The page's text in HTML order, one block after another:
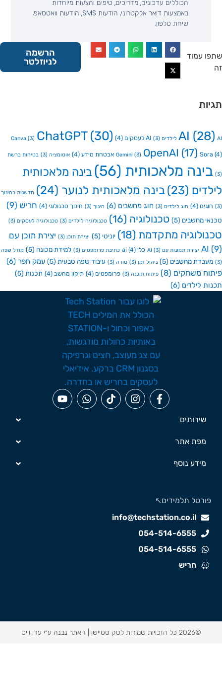
הכוללים עדכונים, מדריכים, טיפים והצעות מיוחדות
באמצעות דואר אלקטרוני, הודעות SMS, הודעות וואטסאפ,
שיחת טלפון.
עמוד
הרשמה
לניוזלטר
AI
(3) AI לעסקים (4)
Canva(3) ChatGPT(30)
Gemini(3) OpenAI(17) אבטחת מידע (4) אוטומציה(3) בטיחות ברשת
מלאכותית(56)
בינה מלאכותית
(23) בינה מלאכותית לנוער(24) חדשנות בחינוך
(4) חוג לילדים(3) חוג מחשבים(6) חינוך (3) חינוך טכנולוגי(4) חריש(9)
מחשבים(5) טכנולוגיה(16) טכנולוגיה לילדים(3) טכנולוגיה לעסקים(3)
מתקדמת(18) יוניטי (5) יצירת תוכן(3)
יצירת תוכן עם
AI יצירת תמונות עם AI(3) כלי ai(4) כתיבת פרומפטים(3) למידת מכונה(5) מודל שפה
מחשבים(5) ניהול זמן(3) סורה (3) עיבוד שפה טבעית(5) עמק חפר (6)
משחקים(8) פיתוח תוכנה (3) פרומפטים(4) תיקון מחשב(4) תכנות(5)
לילדים(6)
שירותים
מפת אתר
מידע נוסף
info@techstation.co.il
054-514-6555
054-514-6555
חריש
תלמידים↖️
האתר נבנה ע״י עדן וייס